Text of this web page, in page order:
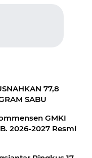
77,8
SABU
GMKI
2026-2027 Resmi